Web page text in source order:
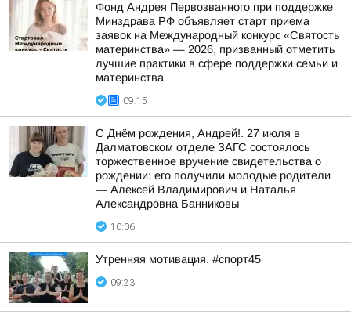
Фонд Андрея Первозванного при поддержке
Минздрава РФ объявляет старт приема
заявок на Международный конкурс «Святость
материнства» — 2026, призванный отметить
лучшие практики в сфере поддержки семьи и
материнства
09:15
С Днём рождения, Андрей!. 27 июля в
Далматовском отделе ЗАГС состоялось
торжественное вручение свидетельства о
рождении: его получили молодые родители
— Алексей Владимирович и Наталья
Александровна Банниковы
10:06
Утренняя мотивация. #спорт45
09:23